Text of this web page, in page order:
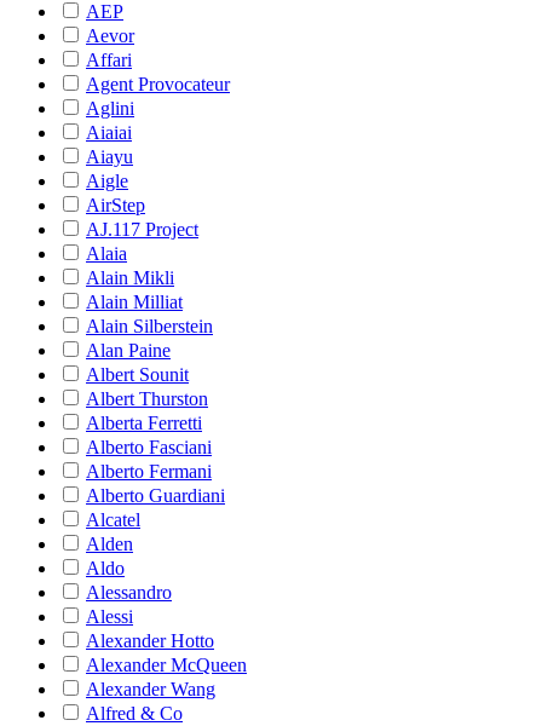
AEP
Aevor
Affari
Agent Provocateur
Aglini
Aiaiai
Aiayu
Aigle
AirStep
AJ.117 Project
Alaia
Alain Mikli
Alain Milliat
Alain Silberstein
Alan Paine
Albert Sounit
Albert Thurston
Alberta Ferretti
Alberto Fasciani
Alberto Fermani
Alberto Guardiani
Alcatel
Alden
Aldo
Alessandro
Alessi
Alexander Hotto
Alexander McQueen
Alexander Wang
Alfred & Co